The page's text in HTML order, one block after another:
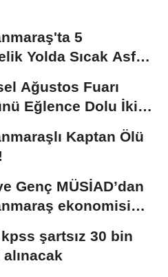
5
Yolda Sıcak Asfalt
Ağustos Fuarı
Eğlence Dolu İki
Kaptan Ölü
Genç MÜSİAD’dan
ekonomisi
şartsız 30 bin